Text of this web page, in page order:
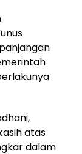
atas
dalam